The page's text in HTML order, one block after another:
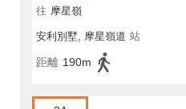
往 摩星嶺
安利別墅, 摩星嶺道 站
距離 190m